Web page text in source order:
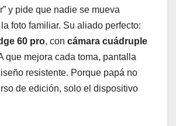
y pide que nadie se mueva
foto familiar. Su aliado perfecto:
60 pro, con cámara cuádruple
que mejora cada toma, pantalla
resistente. Porque papá no
de edición, solo el dispositivo